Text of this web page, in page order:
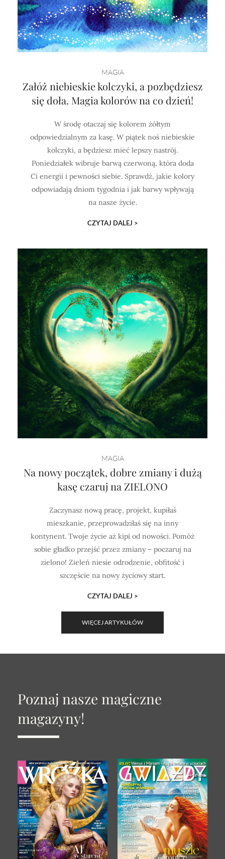
MAGIA
Załóż niebieskie kolczyki, a pozbędziesz
się doła. Magia kolorów na co dzień!
W środę otaczaj się kolorem żółtym
odpowiedzialnym za kasę. W piątek noś niebieskie
kolczyki, a będziesz mieć lepszy nastrój.
Poniedziałek wibruje barwą czerwoną, która doda
Ci energii i pewności siebie. Sprawdź, jakie kolory
odpowiadają dniom tygodnia i jak barwy wpływają
na nasze życie.
CZYTAJ DALEJ >
MAGIA
Na nowy początek, dobre zmiany i dużą
kasę czaruj na ZIELONO
Zaczynasz nową pracę, projekt, kupiłaś
mieszkanie, przeprowadziłaś się na inny
kontynent. Twoje życie aż kipi od nowości. Pomóż
sobie gładko przejść przez zmiany – poczaruj na
zielono! Zieleń niesie odrodzenie, obfitość i
szczęście na nowy życiowy start.
CZYTAJ DALEJ >
WIĘCEJ ARTYKUŁÓW
Poznaj nasze magiczne
magazyny!